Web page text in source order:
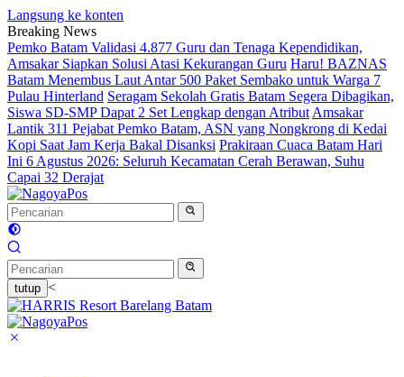
Langsung ke konten
Breaking News
Pemko Batam Validasi 4.877 Guru dan Tenaga Kependidikan,
Amsakar Siapkan Solusi Atasi Kekurangan Guru Haru! BAZNAS
Batam Menembus Laut Antar 500 Paket Sembako untuk Warga 7
Pulau Hinterland Seragam Sekolah Gratis Batam Segera Dibagikan,
Siswa SD-SMP Dapat 2 Set Lengkap dengan Atribut Amsakar
Lantik 311 Pejabat Pemko Batam, ASN yang Nongkrong di Kedai
Kopi Saat Jam Kerja Bakal Disanksi Prakiraan Cuaca Batam Hari
Ini 6 Agustus 2026: Seluruh Kecamatan Cerah Berawan, Suhu
Capai 32 Derajat
tutup <